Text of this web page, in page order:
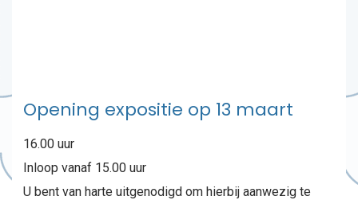
Opening expositie op 13 maart
16.00 uur
Inloop vanaf 15.00 uur
U bent van harte uitgenodigd om hierbij aanwezig te